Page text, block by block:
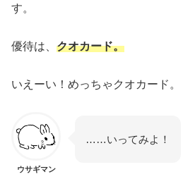
す。
優待は、 クオカード。
いえーい！めっちゃクオカード。
ウサギマン
……いってみよ！